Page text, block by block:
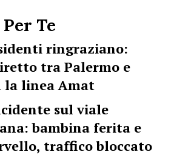
Te
ringraziano:
tra Palermo e
la linea Amat
sul viale
bambina ferita e
traffico bloccato